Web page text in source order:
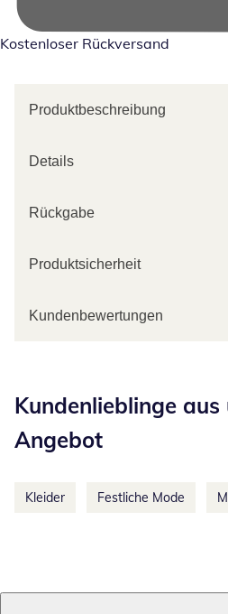
Kostenloser Rückversand
Produktbeschreibung
Details
Rückgabe
Produktsicherheit
Kundenbewertungen
Kundenlieblinge aus
Angebot
Kleider Festliche Mode